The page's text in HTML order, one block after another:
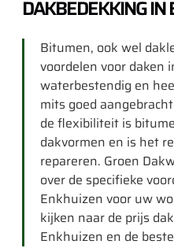
DAKBEDEKKING
Bitumen, ook wel
voordelen voor daken
waterbestendig en
mits goed
de flexibiliteit is
dakvormen en is het
repareren. Groen
over de specifieke
Enkhuizen voor uw
kijken naar de prijs
Enkhuizen en de